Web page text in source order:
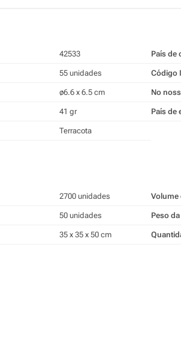
42533
55 unidades
ø6.6 x 6.5 cm
41 gr
Terracota
País de
Código
No
País de
2700 unidades
50 unidades
35 x 35 x 50 cm
Volume
Peso